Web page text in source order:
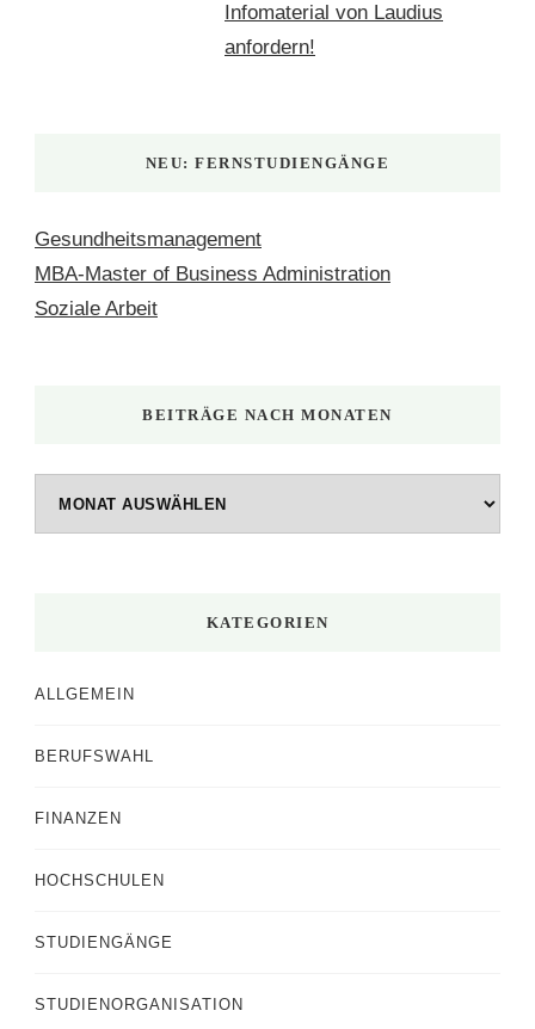
Infomaterial von Laudius
anfordern!
NEU: FERNSTUDIENGÄNGE
Gesundheitsmanagement
MBA-Master of Business Administration
Soziale Arbeit
BEITRÄGE NACH MONATEN
KATEGORIEN
ALLGEMEIN
BERUFSWAHL
FINANZEN
HOCHSCHULEN
STUDIENGÄNGE
STUDIENORGANISATION